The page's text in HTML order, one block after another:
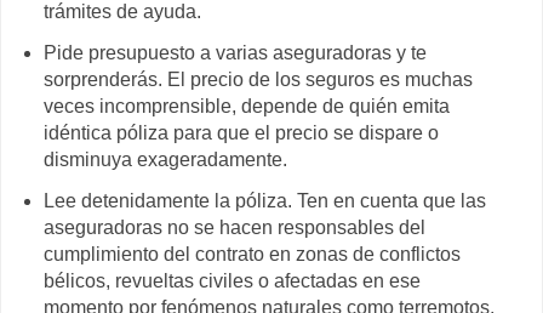
trámites de ayuda.
Pide presupuesto a varias aseguradoras y te
sorprenderás. El precio de los seguros es muchas
veces incomprensible, depende de quién emita
idéntica póliza para que el precio se dispare o
disminuya exageradamente.
Lee detenidamente la póliza. Ten en cuenta que las
aseguradoras no se hacen responsables del
cumplimiento del contrato en zonas de conflictos
bélicos, revueltas civiles o afectadas en ese
momento por fenómenos naturales como terremotos,